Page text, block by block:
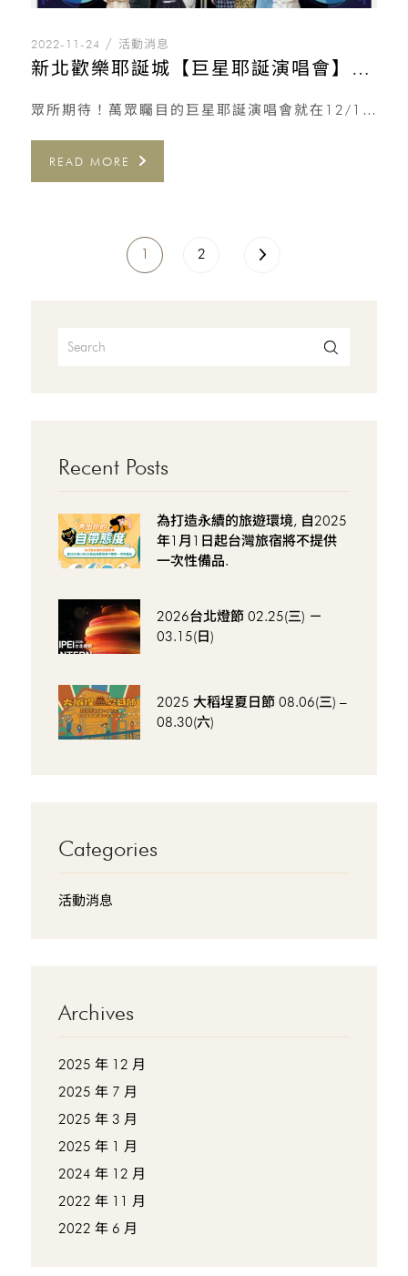
2022-11-24 活動消息
新北歡樂耶誕城【巨星耶誕演唱會】就在12/10-12/11！
眾所期待！萬眾矚目的巨星耶誕演唱會就在12/10-12/11啦！ 你/妳最喜歡哪一組演出嘉賓呢？ 快來替你/妳 […]
READ MORE
1 2
Recent Posts
為打造永續的旅遊環境, 自2025
年1月1日起台灣旅宿將不提供
一次性備品.
2026台北燈節 02.25(三) －
03.15(日)
2025 大稻埕夏日節 08.06(三) –
08.30(六)
Categories
活動消息
Archives
2025 年 12 月
2025 年 7 月
2025 年 3 月
2025 年 1 月
2024 年 12 月
2022 年 11 月
2022 年 6 月